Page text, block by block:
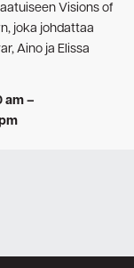
Visions of
joka johdattaa
Aino ja Elissa
am–